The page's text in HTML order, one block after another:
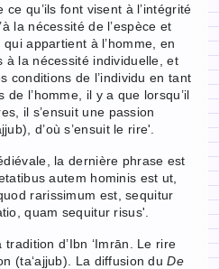
qu’ils font visent à l’intégrité
la nécessité de l’espèce et
appartient à l’homme, en
à la nécessité individuelle, et
conditions de l’individu en tant
l’homme, il y a que lorsqu’il
il s’ensuit une passion
d’où s’ensuit le rire'.
la dernière phrase est
autem hominis est ut,
rarissimum est, sequitur
quam sequitur risus'.
d’Ibn ‘Imrān. Le rire
(ta‘ajjub). La diffusion duDe